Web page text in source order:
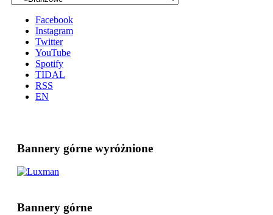
Facebook
Instagram
Twitter
YouTube
Spotify
TIDAL
RSS
EN
Bannery górne wyróżnione
Bannery górne